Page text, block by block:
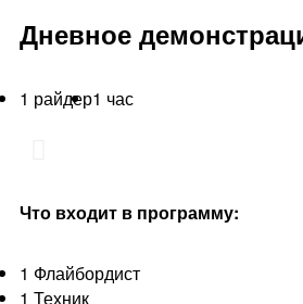
Дневное
1 райдер1 час
Что входит в программу:
1 Флайбордист
1 Техник